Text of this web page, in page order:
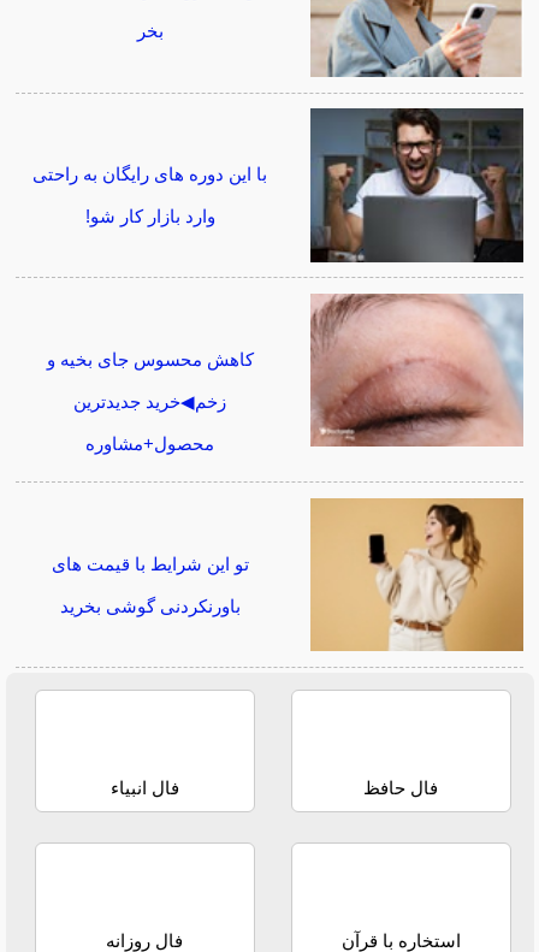
بخر
با این دوره های رایگان به راحتی
وارد بازار کار شو!
کاهش محسوس جای بخیه و
زخم◀خرید جدیدترین
محصول+مشاوره
تو این شرایط با قیمت های
باورنکردنی گوشی بخرید
فال حافظ فال انبیاء
استخاره با قرآن فال روزانه